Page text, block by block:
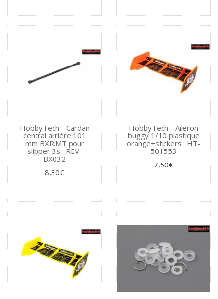
HobbyTech - Cardan
central arrière 101
mm BXR.MT pour
slipper 3s : REV-
BX032
8,30€
HobbyTech - Aileron
buggy 1/10 plastique
orange+stickers : HT-
501553
7,50€